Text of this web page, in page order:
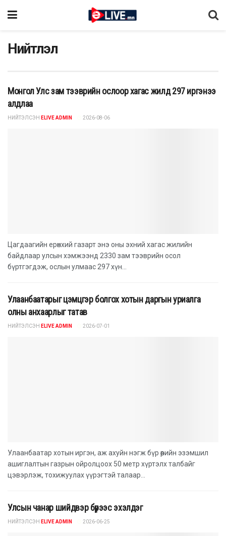
Нийтлэл
Монгол Улс зам тээврийн ослоор хагас жилд 297 иргэнээ
алдлаа
НИЙТЭЛСЭН ELIVE ADMIN 2026-08-06
Цагдаагийн ерөнхий газарт энэ оны эхний хагас жилийн
байдлаар улсын хэмжээнд 2330 зам тээврийн осол
бүртгэгдэж, ослын улмаас 297 хүн...
Улаанбаатарыг цэмцгэр болгох хотын даргын уриалга
олны анхаарлыг татав
НИЙТЭЛСЭН ELIVE ADMIN 2026-07-01
Улаанбаатар хотын иргэн, аж ахуйн нэгж бүр өөрийн эзэмшил
ашиглалтын газрын ойролцоох 50 метр хүртэлх талбайг
цэвэрлэж, тохижуулах үүрэгтэй талаар...
Улсын чанар шийдвэр бүрээс эхэлдэг
НИЙТЭЛСЭН ELIVE ADMIN 2026-06-25